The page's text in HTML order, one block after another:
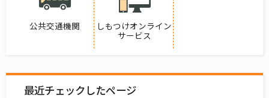
公共交通機関
しもつけオンライン
サービス
最近チェックしたページ